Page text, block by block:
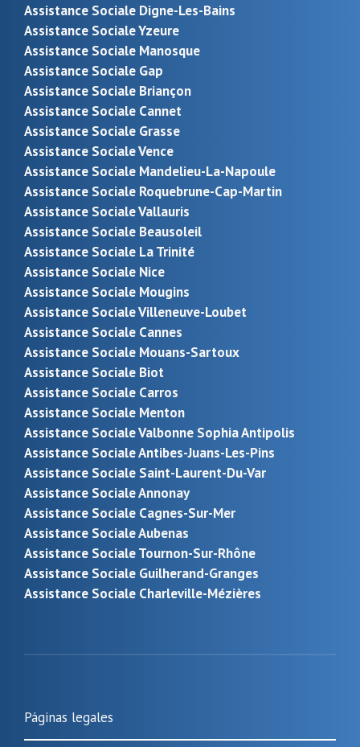
Assistance Sociale Digne-Les-Bains
Assistance Sociale Yzeure
Assistance Sociale Manosque
Assistance Sociale Gap
Assistance Sociale Briançon
Assistance Sociale Cannet
Assistance Sociale Grasse
Assistance Sociale Vence
Assistance Sociale Mandelieu-La-Napoule
Assistance Sociale Roquebrune-Cap-Martin
Assistance Sociale Vallauris
Assistance Sociale Beausoleil
Assistance Sociale La Trinité
Assistance Sociale Nice
Assistance Sociale Mougins
Assistance Sociale Villeneuve-Loubet
Assistance Sociale Cannes
Assistance Sociale Mouans-Sartoux
Assistance Sociale Biot
Assistance Sociale Carros
Assistance Sociale Menton
Assistance Sociale Valbonne Sophia Antipolis
Assistance Sociale Antibes-Juans-Les-Pins
Assistance Sociale Saint-Laurent-Du-Var
Assistance Sociale Annonay
Assistance Sociale Cagnes-Sur-Mer
Assistance Sociale Aubenas
Assistance Sociale Tournon-Sur-Rhône
Assistance Sociale Guilherand-Granges
Assistance Sociale Charleville-Mézières
Páginas legales